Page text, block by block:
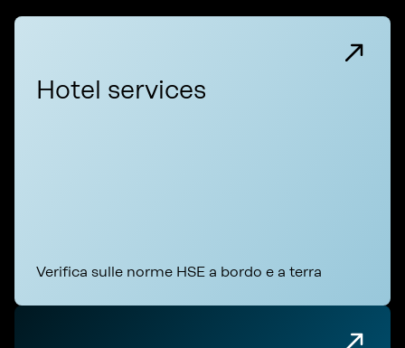
Hotel services
Verifica sulle norme HSE a bordo e a terra